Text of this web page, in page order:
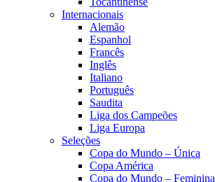
Internacionais
Alemão
Espanhol
Francês
Inglês
Italiano
Português
Saudita
Liga dos Campeões
Liga Europa
Seleções
Copa do Mundo – Única
Copa América
Copa do Mundo – Feminina